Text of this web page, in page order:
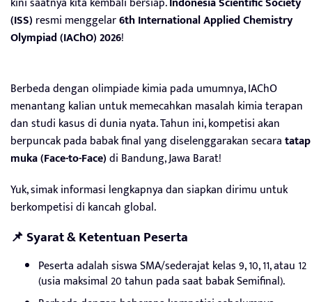
(ISS) resmi menggelar6th International Applied Chemistry
Olympiad (IAChO) 2026!
Berbeda dengan olimpiade kimia pada umumnya, IAChO
menantang kalian untuk memecahkan masalah kimia terapan
dan studi kasus di dunia nyata. Tahun ini, kompetisi akan
berpuncak pada babak final yang diselenggarakan secaratatap
muka (Face-to-Face)di Bandung, Jawa Barat!
Yuk, simak informasi lengkapnya dan siapkan dirimu untuk
berkompetisi di kancah global.
📌 Syarat & Ketentuan Peserta
Peserta adalah siswa SMA/sederajat kelas 9, 10, 11, atau 12
(usia maksimal 20 tahun pada saat babak Semifinal).